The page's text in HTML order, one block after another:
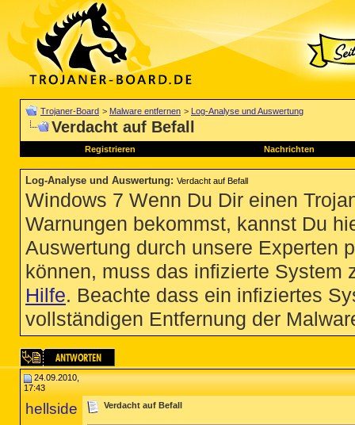
Trojaner-Board > Malware entfernen > Log-Analyse und Auswertung
Verdacht auf Befall
Registrieren Nachrichten
Log-Analyse und Auswertung: Verdacht auf Befall
Windows 7 Wenn Du Dir einen
Warnungen bekommst, kannst Du
Auswertung durch unsere Experten
können, muss das infizierte System
Hilfe. Beachte dass ein infiziertes
vollständigen Entfernung der
24.09.2010,
17:43
hellside Verdacht auf Befall